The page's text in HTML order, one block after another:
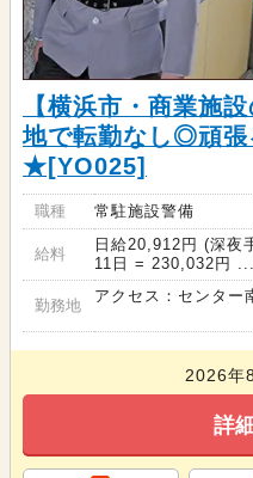
【横浜市・商業施
地で転勤なし◎頑張
★[YO025]
職種 常駐施設警備
給料
日給20,912円 (深夜
11日 = 230,032円 ...
勤務地
アクセス：センター
2026年
詳